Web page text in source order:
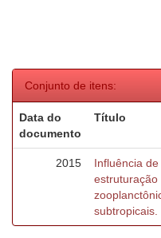
Conjunto de itens:
Data do
documento
Título
2015
Influência
subtropicais.